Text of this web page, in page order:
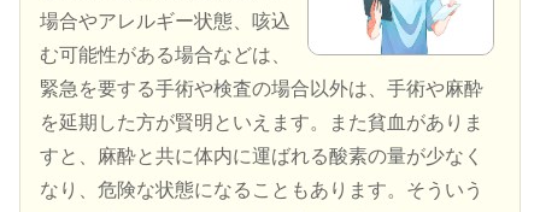
場合やアレルギー状態、咳込
む可能性がある場合などは、
緊急を要する手術や検査の場合以外は、手術や麻酔
を延期した方が賢明といえます。また貧血がありま
すと、麻酔と共に体内に運ばれる酸素の量が少なく
なり、危険な状態になることもあります。そういう